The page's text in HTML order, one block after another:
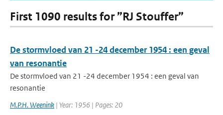
First 1090 results for ”RJ Stouffer”
De stormvloed van 21 -24 december 1954 : een geval
van resonantie
De stormvloed van 21 -24 december 1954 : een geval van
resonantie
M.P.H. Weenink | Year: 1956 | Pages: 20